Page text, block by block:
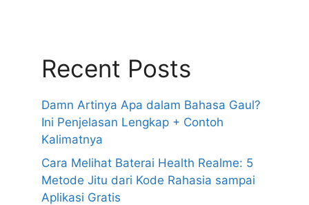
Recent Posts
Damn Artinya Apa dalam Bahasa Gaul?
Ini Penjelasan Lengkap + Contoh
Kalimatnya
Cara Melihat Baterai Health Realme: 5
Metode Jitu dari Kode Rahasia sampai
Aplikasi Gratis